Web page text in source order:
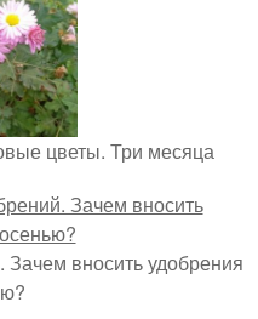
цветы. Три месяца
вносить удобрения